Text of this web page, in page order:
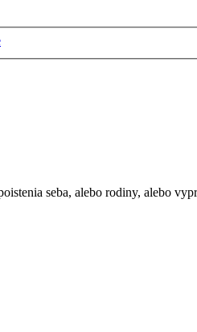
seba, alebo rodiny, alebo